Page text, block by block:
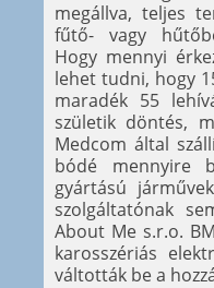
megállva, teljes
fűtő- vagy
Hogy mennyi
lehet tudni, hogy
maradék 55
születik döntés,
Medcom által
bódé mennyire
gyártású
szolgáltatónak
About Me s.r.o.
karosszériás
váltották be a